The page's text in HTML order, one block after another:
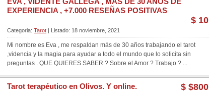
EXPERIENCIA , +7.000 RESEÑAS POSITIVAS
$ 10
Categoria: Tarot | Listado: 18 noviembre, 2021
Mi nombre es Eva , me respaldan más de 30 años trabajando el tarot
,videncia y la magia para ayudar a todo el mundo que lo solicita sin
preguntas . QUE QUIERES SABER ? Sobre el Amor ? Trabajo ? ...
Tarot terapéutico en Olivos. Y online. $ $800